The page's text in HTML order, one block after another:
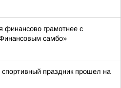
финансово грамотнее с
самбо»
праздник прошел на